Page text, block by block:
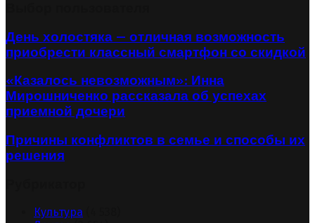
День холостяка — отличная возможность
приобрести классный смартфон со скидкой
«Казалось невозможным»: Инна
Мирошниченко рассказала об успехах
приемной дочери
Причины конфликтов в семье и способы их
решения
Культура